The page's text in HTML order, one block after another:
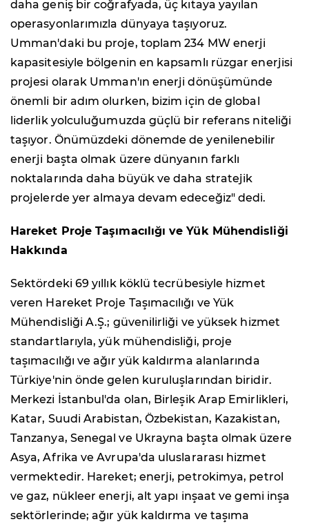
daha geniş bir coğrafyada, üç kıtaya yayılan
operasyonlarımızla dünyaya taşıyoruz.
Umman'daki bu proje, toplam 234 MW enerji
kapasitesiyle bölgenin en kapsamlı rüzgar enerjisi
projesi olarak Umman'ın enerji dönüşümünde
önemli bir adım olurken, bizim için de global
liderlik yolculuğumuzda güçlü bir referans niteliği
taşıyor. Önümüzdeki dönemde de yenilenebilir
enerji başta olmak üzere dünyanın farklı
noktalarında daha büyük ve daha stratejik
projelerde yer almaya devam edeceğiz" dedi.
Hareket Proje Taşımacılığı ve Yük Mühendisliği
Hakkında
Sektördeki 69 yıllık köklü tecrübesiyle hizmet
veren Hareket Proje Taşımacılığı ve Yük
Mühendisliği A.Ş.; güvenilirliği ve yüksek hizmet
standartlarıyla, yük mühendisliği, proje
taşımacılığı ve ağır yük kaldırma alanlarında
Türkiye'nin önde gelen kuruluşlarından biridir.
Merkezi İstanbul'da olan, Birleşik Arap Emirlikleri,
Katar, Suudi Arabistan, Özbekistan, Kazakistan,
Tanzanya, Senegal ve Ukrayna başta olmak üzere
Asya, Afrika ve Avrupa'da uluslararası hizmet
vermektedir. Hareket; enerji, petrokimya, petrol
ve gaz, nükleer enerji, alt yapı inşaat ve gemi inşa
sektörlerinde; ağır yük kaldırma ve taşıma